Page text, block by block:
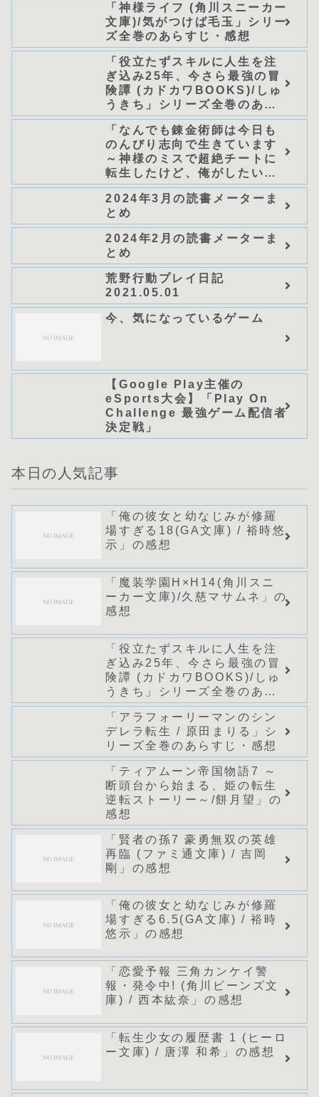
「神様ライフ (角川スニーカー
文庫)/気がつけば毛玉」シリー
ズ全巻のあらすじ・感想
「役立たずスキルに人生を注
ぎ込み25年、今さら最強の冒
険譚 (カドカワBOOKS)/しゅ
うきち」シリーズ全巻のあら
すじ・感想
「なんでも錬金術師は今日も
のんびり志向で生きています
～神様のミスで超絶チートに
転生したけど、俺がしたいの
は冒険じゃなくてホワイト商
会の立上げです～（グラスト
ノベルス） (グラスト
NOVELS)/可換環」シリーズ
全巻のあらすじ・感想
2024年3月の読書メーターま
とめ
2024年2月の読書メーターま
とめ
荒野行動プレイ日記
2021.05.01
今、気になっているゲーム
【Google Play主催の
eSports大会】「Play On
Challenge 最強ゲーム配信者
決定戦」
本日の人気記事
「俺の彼女と幼なじみが修羅
場すぎる18(GA文庫) / 裕時悠
示」の感想
「魔装学園H×H14(角川スニ
ーカー文庫)/久慈マサムネ」の
感想
「役立たずスキルに人生を注
ぎ込み25年、今さら最強の冒
険譚 (カドカワBOOKS)/しゅ
うきち」シリーズ全巻のあら
すじ・感想
「アラフォーリーマンのシン
デレラ転生 / 原田まりる」シ
リーズ全巻のあらすじ・感想
「ティアムーン帝国物語7 ～
断頭台から始まる、姫の転生
逆転ストーリー～/餅月望」の
感想
「賢者の孫7 豪勇無双の英雄
再臨 (ファミ通文庫) / 吉岡
剛」の感想
「俺の彼女と幼なじみが修羅
場すぎる6.5(GA文庫) / 裕時
悠示」の感想
「恋愛予報 三角カンケイ警
報・発令中! (角川ビーンズ文
庫) / 西本紘奈」の感想
「転生少女の履歴書 1 (ヒーロ
ー文庫) / 唐澤 和希」の感想